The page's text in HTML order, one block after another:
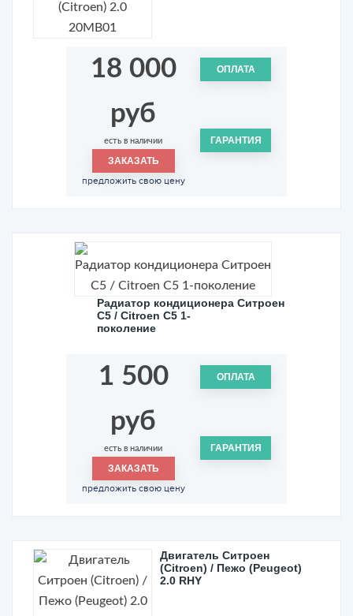
18 000
руб
есть в наличии
ЗАКАЗАТЬ
предложить свою цену
ОПЛАТА
ГАРАНТИЯ
Радиатор кондиционера Ситроен
С5 / Citroen C5 1-
поколение
1 500
руб
есть в наличии
ЗАКАЗАТЬ
предложить свою цену
ОПЛАТА
ГАРАНТИЯ
Двигатель Ситроен
(Citroen) / Пежо (Peugeot)
2.0 RHY